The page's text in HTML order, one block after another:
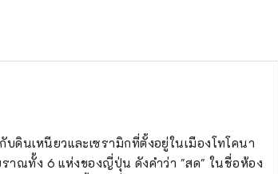
นเหนียวและเซรามิกที่ตั้งอยู่ในเมืองโทโคนา
ราณทั้ง 6 แห่งของญี่ปุ่น ดังคำว่า "สด" ในชื่อห้อง